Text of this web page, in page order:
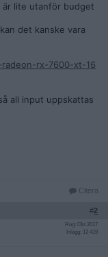
är lite utanför budget
det kanske vara
rx-7600-xt-16
all input uppskattas
Citera
#2
Reg: Okt 2017
Inlägg: 12 419